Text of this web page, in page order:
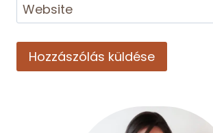
Website